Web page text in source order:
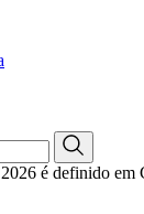
é definido em